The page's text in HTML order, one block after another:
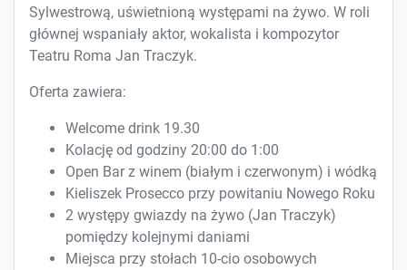
Sylwestrową, uświetnioną występami na żywo. W roli
głównej wspaniały aktor, wokalista i kompozytor
Teatru Roma Jan Traczyk.
Oferta zawiera:
Welcome drink 19.30
Kolację od godziny 20:00 do 1:00
Open Bar z winem (białym i czerwonym) i wódką
Kieliszek Prosecco przy powitaniu Nowego Roku
2 występy gwiazdy na żywo (Jan Traczyk)
pomiędzy kolejnymi daniami
Miejsca przy stołach 10-cio osobowych